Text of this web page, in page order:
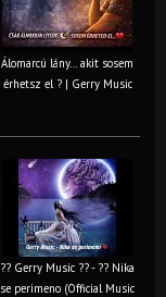
Álomarcú lány… akit sosem
érhetsz el ? | Gerry Music
?? Gerry Music ?? - ?? Nika
se perimeno (Official Music